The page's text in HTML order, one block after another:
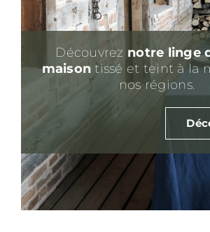
Découvrez notre linge
maisontissé et teint à la
nos régions.